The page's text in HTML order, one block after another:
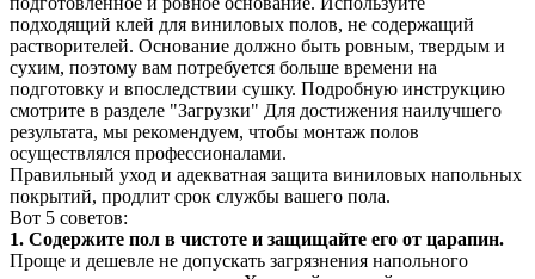
подходящий клей для виниловых полов, не содержащий
растворителей. Основание должно быть ровным, твердым и
сухим, поэтому вам потребуется больше времени на
подготовку и впоследствии сушку. Подробную инструкцию
смотрите в разделе "Загрузки" Для достижения наилучшего
результата, мы рекомендуем, чтобы монтаж полов
осуществлялся профессионалами.
Правильный уход и адекватная защита виниловых напольных
покрытий, продлит срок службы вашего пола.
Вот 5 советов:
1. Содержите пол в чистоте и защищайте его от царапин.
Проще и дешевле не допускать загрязнения напольного